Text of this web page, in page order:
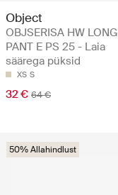
Object
OBJSERISA HW LONG
PANT E PS 25 - Laia
säärega püksid
XS S
32 € 64 €
50% Allahindlust